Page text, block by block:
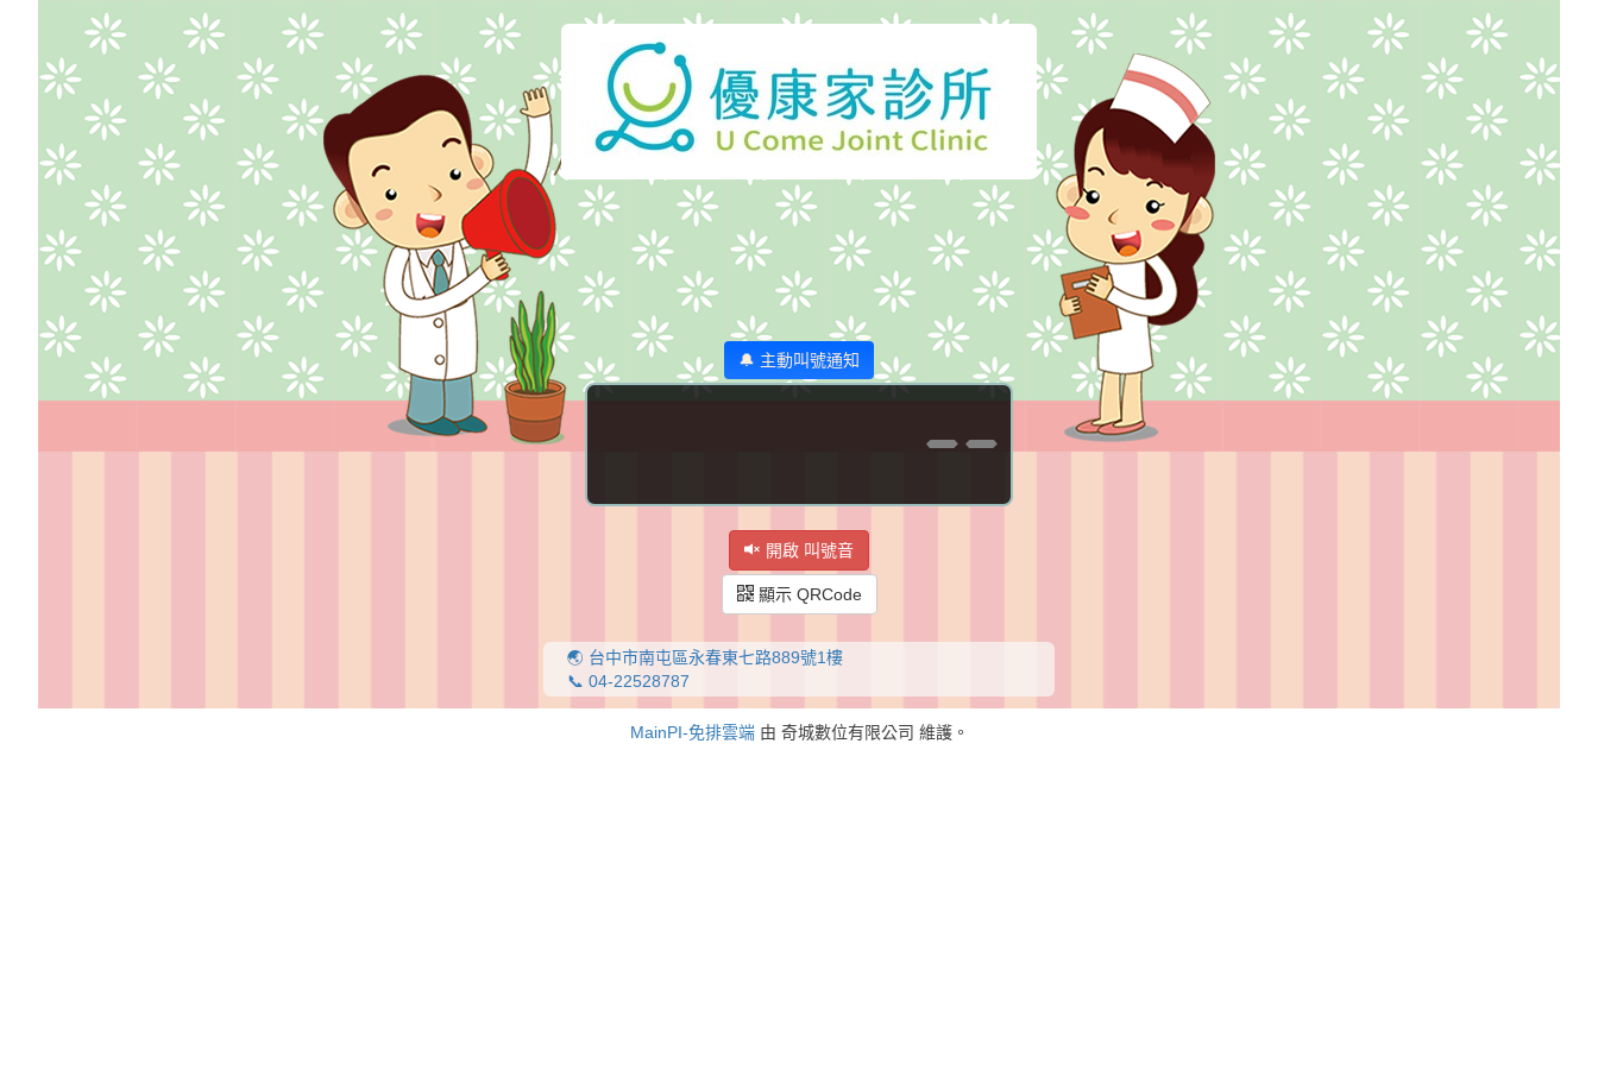
🔔 主動叫號通知
--
開啟 叫號音
顯示 QRCode
🌏 台中市南屯區永春東七路889號1樓
📞 04-22528787
MainPI-免排雲端由 奇城數位有限公司 維護。